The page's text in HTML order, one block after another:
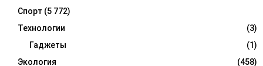
Спорт (5 772)
Технологии
(3)
Гаджеты
(1)
Экология
(458)